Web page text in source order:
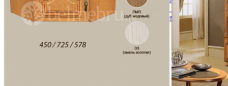
Кровати двуспальные с подъемным механизмом
Кровати полутороспальные с подъемным
Зеркала
Кровати двуспальные